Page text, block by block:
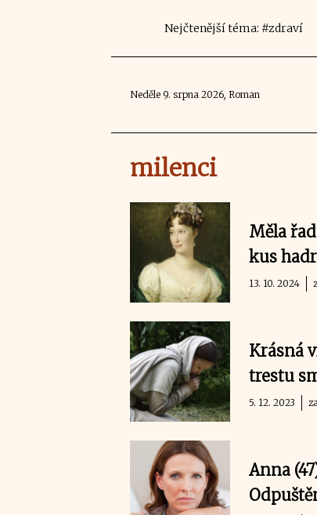
Nejčtenější téma: #zdraví
Neděle 9. srpna 2026, Roman
milenci
Měla
kus
13. 10. 2024
Krásná
trestu
5. 12. 2023
Anna